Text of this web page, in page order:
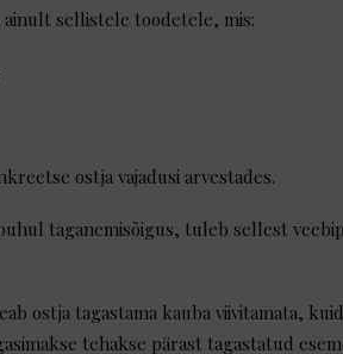
ainult sellistele toodetele, mis:
ostja vajadusi arvestades.
taganemisõigus, tuleb sellest
ostja tagastama kauba viivitamata,
tehakse pärast tagastatud